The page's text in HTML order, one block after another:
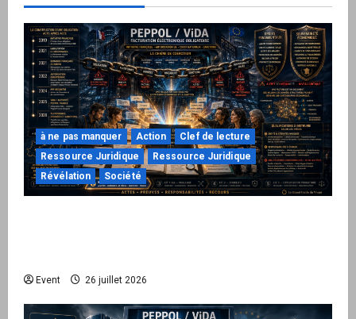
à ne pas manquer Action
Clef de lecture
Ressource Juridique
Ressource Juridique
Révélation
Société
Event 26 juillet 2026